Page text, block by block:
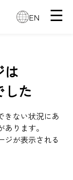
EN
は
した
きない状況にあ
ります。
ジが表示される